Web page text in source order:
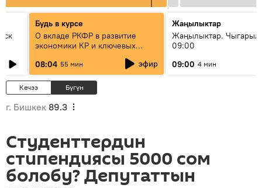
Будь в курсе
О вкладе РКФР в развитие
экономики КР и ключевых
08:04 55 мин эфир
Жаңылыктар
Жаңылыктар.
09:00
09:00 4 мин
Кечээ Бүгүн
г. Бишкек 89.3
Студенттердин
стипендиясы 5000 сом
болобу? Депутаттын